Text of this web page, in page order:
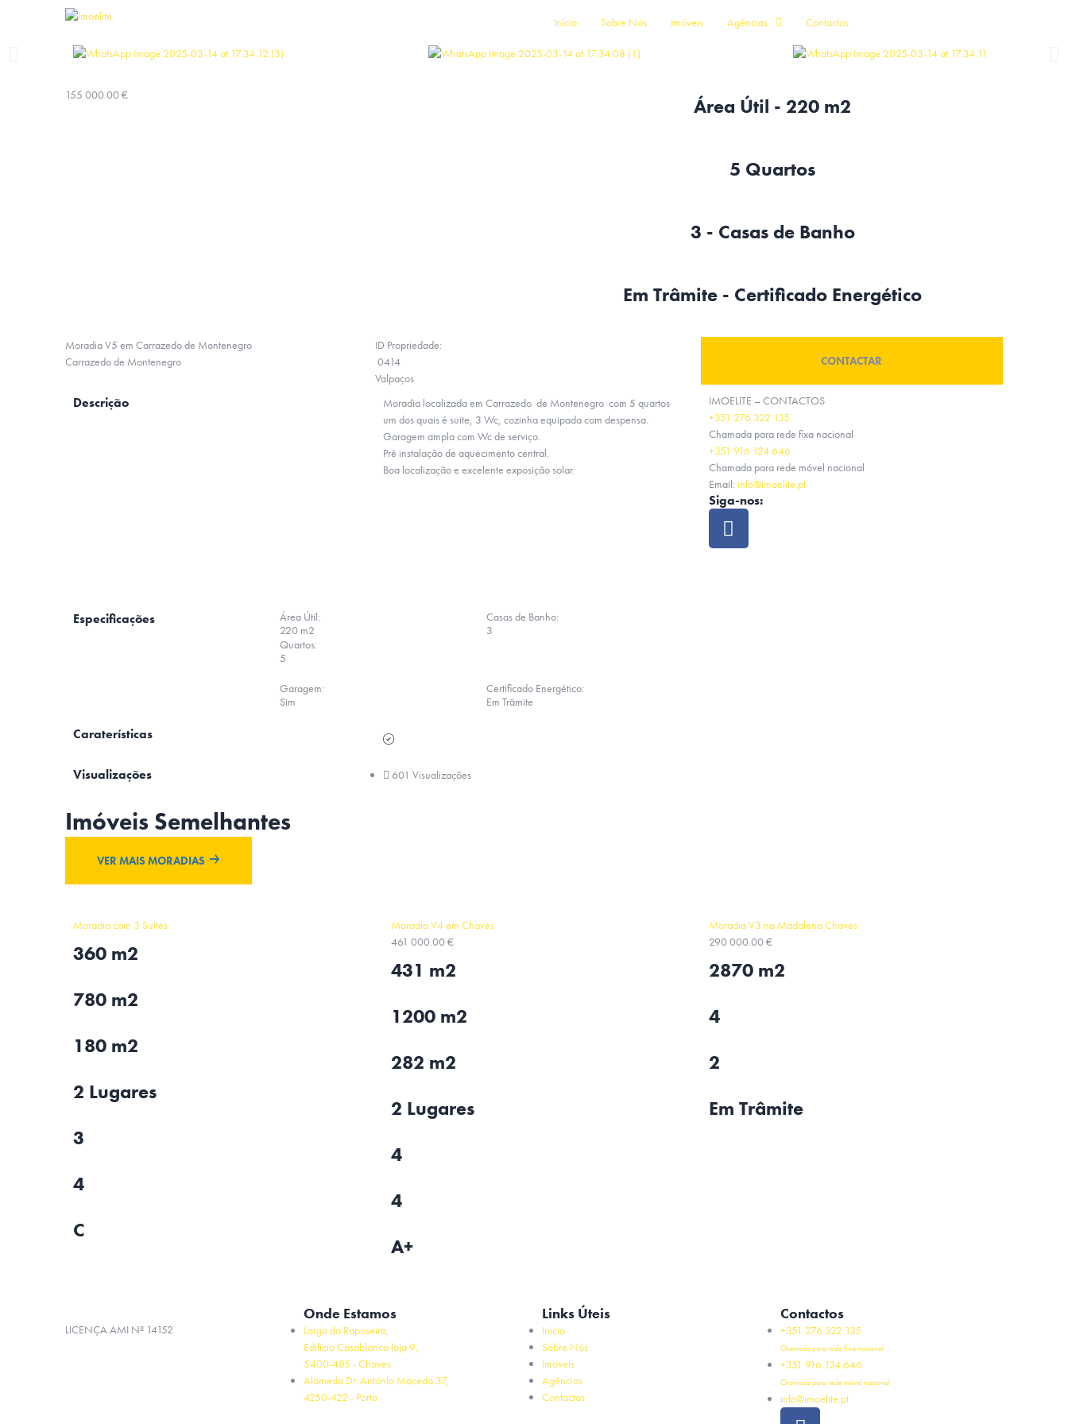
Início Sobre Nós Imóveis Agências Contactos
155 000.00 € Área Útil - 220 m2
5 Quartos
3 - Casas de Banho
Em Trâmite - Certificado Energético
Moradia V5 em Carrazedo de Montenegro
Carrazedo de Montenegro
ID Propriedade:
0414
Valpaços
Descrição
Moradia localizada em Carrazedo de Montenegro com 5 quartos
um dos quais é suite, 3 Wc, cozinha equipada com despensa.
Garagem ampla com Wc de serviço.
Pré instalação de aquecimento central.
Boa localização e excelente exposição solar.
Especificações
Área Útil:
220 m2
Quartos:
5
Casas de Banho:
3
Garagem:
Sim
Certificado Energético:
Em Trâmite
Caraterísticas
Visualizações 601 Visualizações
CONTACTAR
IMOELITE – CONTACTOS
+351 276 322 135
Chamada para rede fixa nacional
+351 916 124 646
Chamada para rede móvel nacional
Email: info@imoelite.pt
Siga-nos:
Imóveis Semelhantes
VER MAIS MORADIAS
Moradia com 3 Suites
360 m2
780 m2
180 m2
2 Lugares
3
4
C
Moradia V4 em Chaves
461 000.00 €
431 m2
1200 m2
282 m2
2 Lugares
4
4
A+
Moradia V3 na Madalena Chaves
290 000.00 €
2870 m2
4
2
Em Trâmite
LICENÇA AMI Nº 14152
Onde Estamos
Largo da Raposeira,
Edifício Casablanca loja 9,
5400-485 - Chaves
Alameda Dr. António Macedo 37,
4250-422 - Porto
Links Úteis
Início
Sobre Nós
Imóveis
Agências
Contactos
Contactos
+351 276 322 135
Chamada para rede fixa nacional
+351 916 124 646
Chamada para rede móvel nacional
info@imoelite.pt